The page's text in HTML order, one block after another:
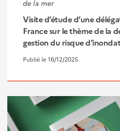
de la mer
Visite d’étude d’une
France sur le thème de la
gestion du risque
Publié le 16/12/2025